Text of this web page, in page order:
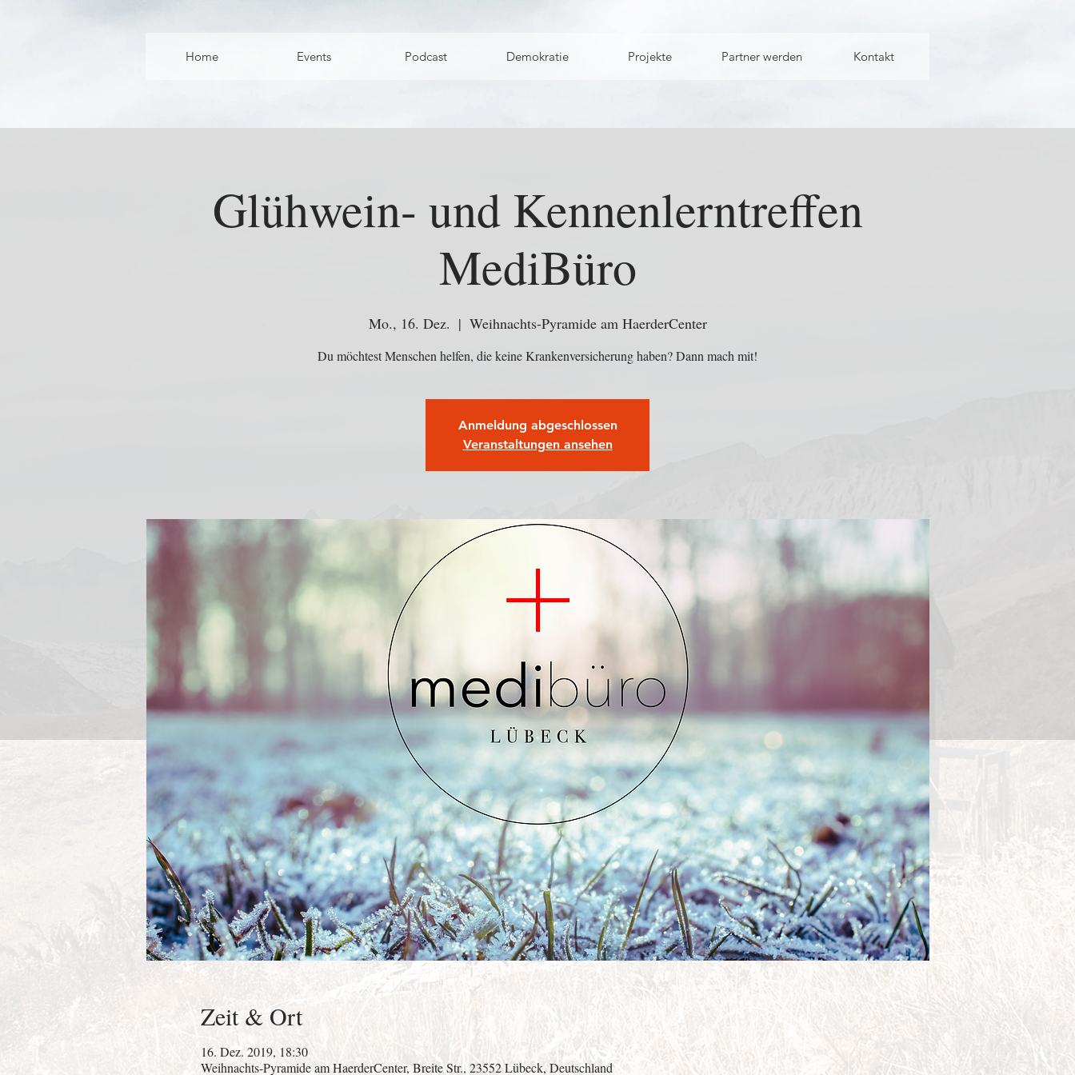
Home Events Podcast Demokratie Projekte Partner werden Kontakt
Glühwein- und Kennenlerntreffen
MediBüro
Mo., 16. Dez.
  |
Weihnachts-Pyramide am HaerderCenter
Du möchtest Menschen helfen, die keine Krankenversicherung haben? Dann mach mit!
Anmeldung abgeschlossen
Veranstaltungen ansehen
Zeit & Ort
16. Dez. 2019, 18:30
Weihnachts-Pyramide am HaerderCenter, Breite Str., 23552 Lübeck, Deutschland